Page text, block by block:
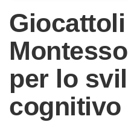
Giocattoli
per lo
cognitivo